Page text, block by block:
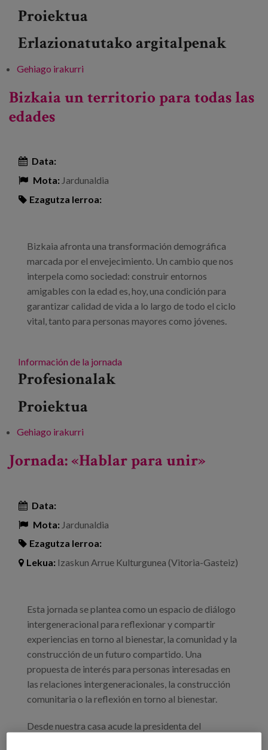
Proiektua
Erlazionatutako argitalpenak
Gehiago irakurri
prevenir la discriminación a personas
Bizkaia un territorio para todas las
edades
Data:
Mota: Jardunaldia
Ezagutza lerroa:
Bizkaia afronta una transformación demográfica
marcada por el envejecimiento. Un cambio que nos
interpela como sociedad: construir entornos
amigables con la edad es, hoy, una condición para
garantizar calidad de vida a lo largo de todo el ciclo
vital, tanto para personas mayores como jóvenes.
Información de la jornada
Profesionalak
Proiektua
Gehiago irakurri
Jornada: «Hablar para unir»
Data:
Mota: Jardunaldia
Ezagutza lerroa:
Lekua: Izaskun Arrue Kulturgunea (Vitoria-Gasteiz)
Esta jornada se plantea como un espacio de diálogo
intergeneracional para reflexionar y compartir
experiencias en torno al bienestar, la comunidad y la
construcción de un futuro compartido. Una
propuesta de interés para personas interesadas en
las relaciones intergeneracionales, la construcción
comunitaria o la reflexión en torno al bienestar.
Desde nuestra casa acude la presidenta del